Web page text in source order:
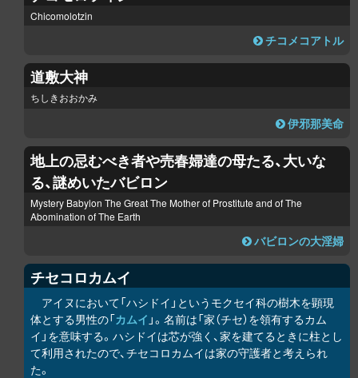
Chicomolotzin
チコメコアトル
道敷大神
ちしきおおかみ
伊邪那美命
地上の忌むべき者や売春婦達の母たる、大いな
る、謎めいたバビロン
Mystery Babylon The Great The Mother of Prostitute and of The
Abomination of The Earth
バビロンの大淫婦
チセコロカムイ
アイヌにおいて「ハシドイ」というモクセイ科の樹木を顕現
体とする男性の「カムイ 」。名前は「家（チセ）を領有するカム
イ」を意味する。ハシドイは芯が強く、家を建てるときに柱とし
て利用されたので、チセコ ロカムイは家の守護者と考えられ
た。